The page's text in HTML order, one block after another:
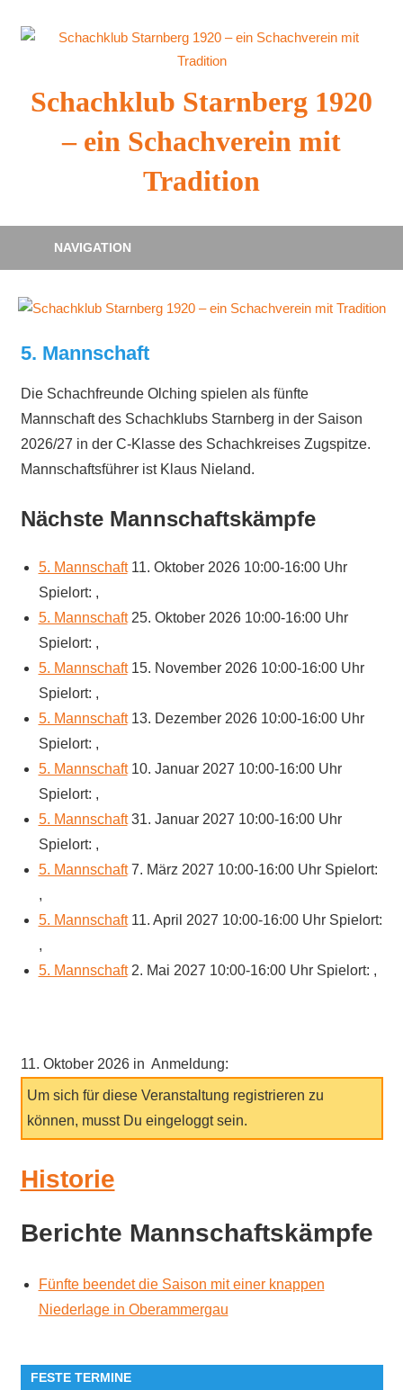
Inhalt
Schachklub Starnberg 1920
– ein Schachverein mit
Tradition
NAVIGATION
5. Mannschaft
Die Schachfreunde Olching spielen als fünfte
Mannschaft des Schachklubs Starnberg in der Saison
2026/27 in der C-Klasse des Schachkreises Zugspitze.
Mannschaftsführer ist Klaus Nieland.
Nächste Mannschaftskämpfe
5. Mannschaft11. Oktober 2026 10:00-16:00 Uhr
Spielort: ,
5. Mannschaft25. Oktober 2026 10:00-16:00 Uhr
Spielort: ,
5. Mannschaft15. November 2026 10:00-16:00 Uhr
Spielort: ,
5. Mannschaft13. Dezember 2026 10:00-16:00 Uhr
Spielort: ,
5. Mannschaft10. Januar 2027 10:00-16:00 Uhr
Spielort: ,
5. Mannschaft31. Januar 2027 10:00-16:00 Uhr
Spielort: ,
5. Mannschaft7. März 2027 10:00-16:00 Uhr Spielort:
,
5. Mannschaft11. April 2027 10:00-16:00 Uhr Spielort:
,
5. Mannschaft2. Mai 2027 10:00-16:00 Uhr Spielort: ,
11. Oktober 2026 in Anmeldung:
Um sich für diese Veranstaltung registrieren zu
können, musst Du eingeloggt sein.
Historie
Berichte Mannschaftskämpfe
Fünfte beendet die Saison mit einer knappen
Niederlage in Oberammergau
FESTE TERMINE